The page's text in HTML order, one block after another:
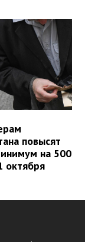
повысят
на 500
октября